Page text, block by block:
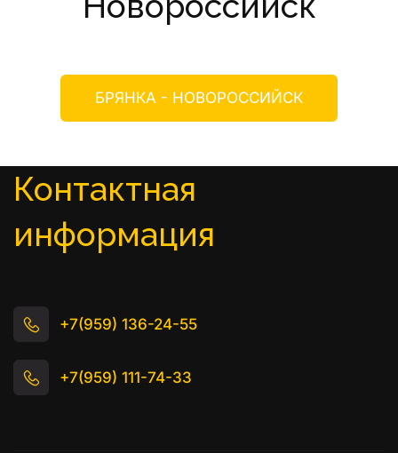
БРЯНКА - НОВОРОССИЙСК
Контактная
информация
+7(959) 136-24-55
+7(959) 111-74-33